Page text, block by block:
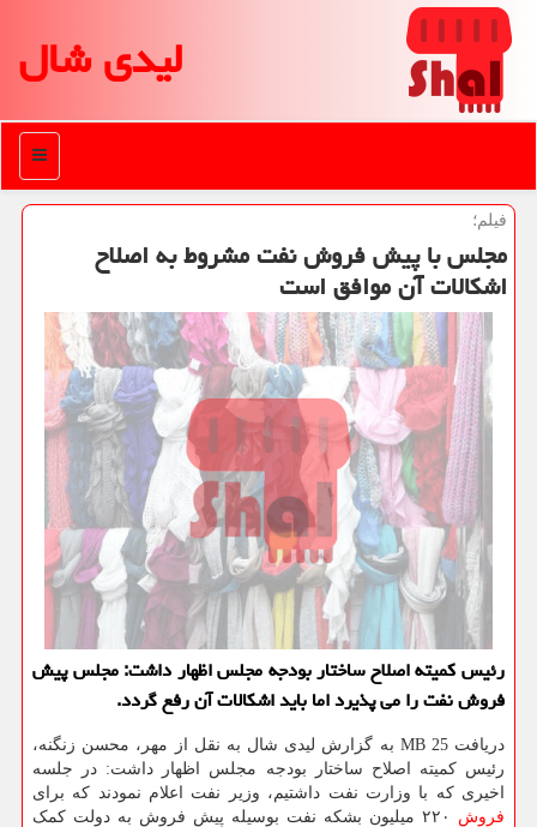
لیدی شال
منو
فیلم؛
مجلس با پیش فروش نفت مشروط به اصلاح
اشكالات آن موافق است
رئیس كمیته اصلاح ساختار بودجه مجلس اظهار داشت: مجلس پیش
فروش نفت را می پذیرد اما باید اشكالات آن رفع گردد.
دریافت 25 MB به گزارش لیدی شال به نقل از مهر، محسن زنگنه،
رئیس کمیته اصلاح ساختار بودجه مجلس اظهار داشت: در جلسه
اخیری که با وزارت نفت داشتیم، وزیر نفت اعلام نمودند که برای
فروش
۲۲۰ میلیون بشکه نفت بوسیله پیش فروش به دولت کمک